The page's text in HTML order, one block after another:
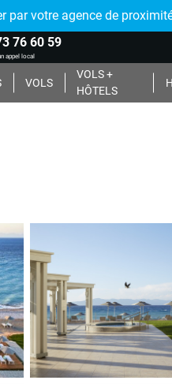
par votre agence de
76 60 59
appel local
VOLS
VOLS +
HÔTELS